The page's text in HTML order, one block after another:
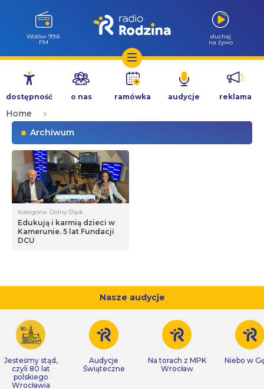
Przejdź
treści
Wołów 99.6
FM
słuchaj
na żywo
dostępność o nas ramówka audycje reklama
Home
»
Archiwum
Kategoria: Dolny Śląsk
Edukują i karmią dzieci w
Kamerunie. 5 lat Fundacji
DCU
Nasze audycje
Jesteśmy stąd,
czyli 80 lat
polskiego
Wrocławia
Audycje
Świąteczne
Na torach z MPK
Wrocław
Niebo w